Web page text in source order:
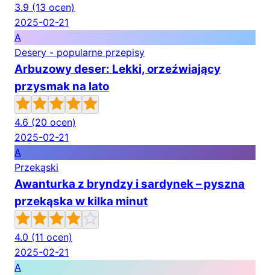
3.9 (13 ocen)
2025-02-21
A
Desery - popularne przepisy
Arbuzowy deser: Lekki, orzeźwiający
przysmak na lato
4.6 (20 ocen)
2025-02-21
A
Przekąski
Awanturka z bryndzy i sardynek – pyszna
przekąska w kilka minut
4.0 (11 ocen)
2025-02-21
A